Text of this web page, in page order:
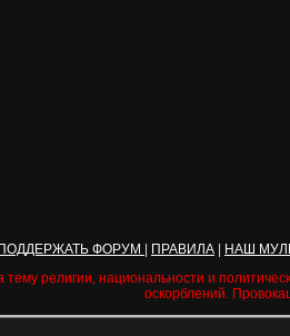
ПОДДЕРЖАТЬ ФОРУМ ПРАВИЛА
НАШ
религии, национальности и
оскорблений.